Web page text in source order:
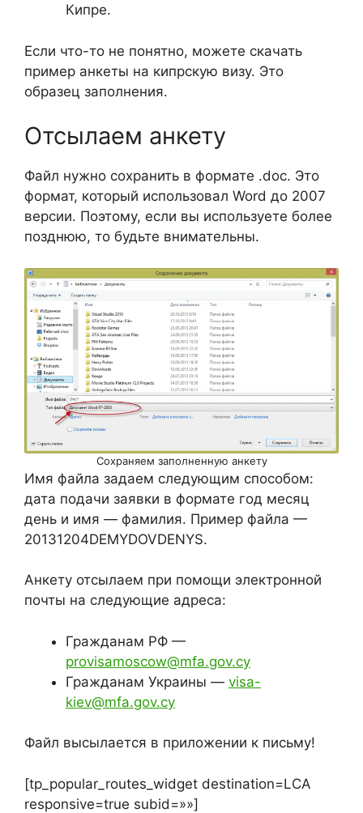
Кипре.
Если что-то не понятно, можете скачать
пример анкеты на кипрскую визу. Это
образец заполнения.
Отсылаем анкету
Файл нужно сохранить в формате .doc. Это
формат, который использовал Word до 2007
версии. Поэтому, если вы используете более
позднюю, то будьте внимательны.
Сохраняем заполненную анкету
Имя файла задаем следующим способом:
дата подачи заявки в формате год месяц
день и имя — фамилия. Пример файла —
20131204DEMYDOVDENYS.
Анкету отсылаем при помощи электронной
почты на следующие адреса:
Гражданам РФ —
provisamoscow@mfa.gov.cy
Гражданам Украины — visa-
kiev@mfa.gov.cy
Файл высылается в приложении к письму!
[tp_popular_routes_widget destination=LCA
responsive=true subid=»»]